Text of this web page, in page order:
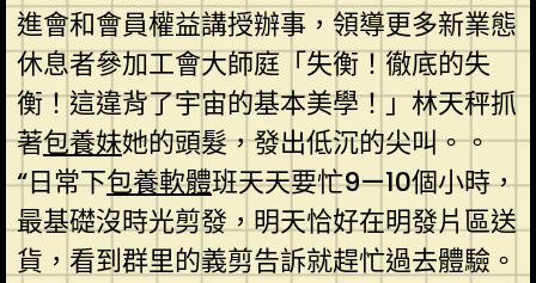
進會和會員權益講授辦事，領導更多新業態
休息者參加工會大師庭「失衡！徹底的失
衡！這違背了宇宙的基本美學！」林天秤抓
著包養妹她的頭髮，發出低沉的尖叫。。
“日常下包養軟體班天天要忙9—10個小時，
最基礎沒時光剪發，明天恰好在明發片區送
貨，看到群里的義剪告訴就趕忙過去體驗。